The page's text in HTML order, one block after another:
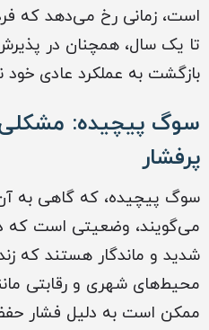
است، زمانی رخ می‌دهد که
تا یک سال، همچنان در
بازگشت به عملکرد عادی خود
سوگ پیچیده: مشکلی
پرفشار
سوگ پیچیده، که گاهی به
می‌گویند، وضعیتی است که
شدید و ماندگار هستند که
محیط‌های شهری و رقابتی
ممکن است به دلیل فشار